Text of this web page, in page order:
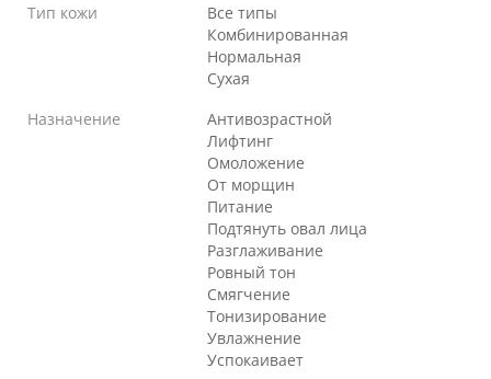
Тип кожи
Все типы
Комбинированная
Нормальная
Сухая
Назначение
Антивозрастной
Лифтинг
Омоложение
От морщин
Питание
Подтянуть овал лица
Разглаживание
Ровный тон
Смягчение
Тонизирование
Увлажнение
Успокаивает